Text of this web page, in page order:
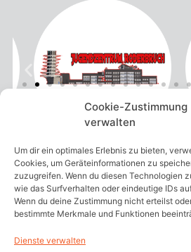
Cookie-Zustimmung
verwalten
Um dir ein optimales Erlebnis zu bieten,
Cookies, um Geräteinformationen zu
zuzugreifen. Wenn du diesen Technologien
wie das Surfverhalten oder eindeutige IDs
Wenn du deine Zustimmung nicht erteilst
bestimmte Merkmale und Funktionen
Dienste verwalten
Dafür